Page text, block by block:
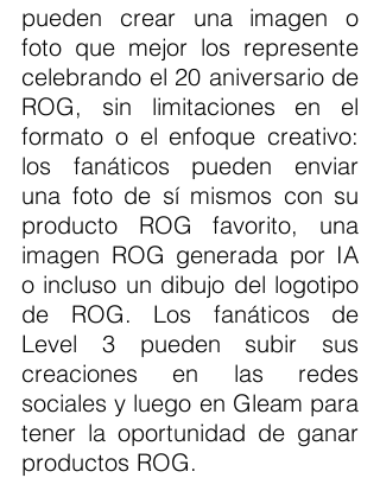
pueden crear una imagen o
foto que mejor los represente
celebrando el 20 aniversario de
ROG, sin limitaciones en el
formato o el enfoque creativo:
los fanáticos pueden enviar
una foto de sí mismos con su
producto ROG favorito, una
imagen ROG generada por IA
o incluso un dibujo del logotipo
de ROG. Los fanáticos de
Level 3 pueden subir sus
creaciones en las redes
sociales y luego en Gleam para
tener la oportunidad de ganar
productos ROG.